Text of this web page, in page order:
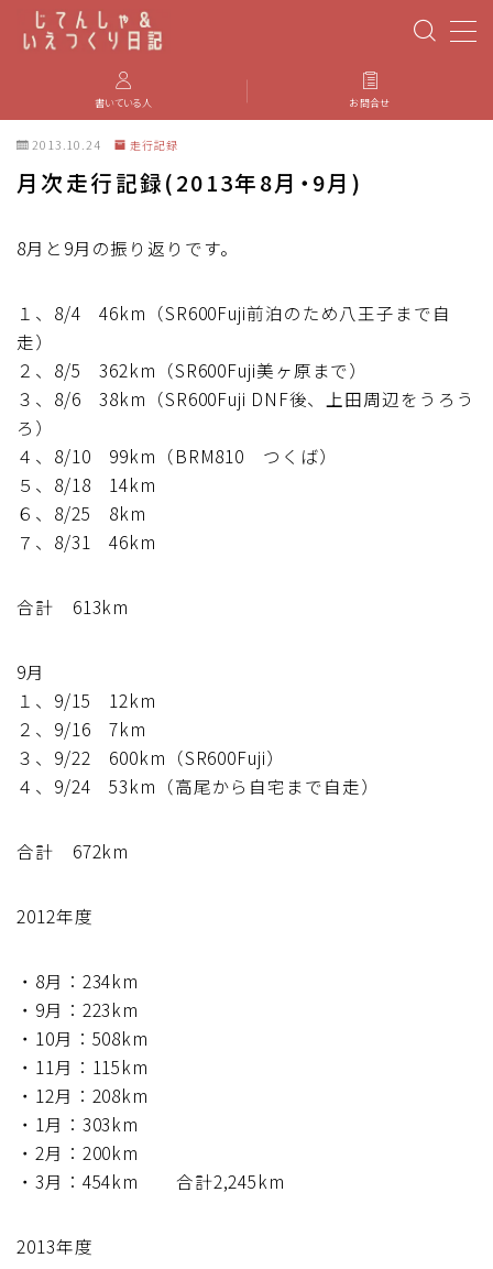
PBP(Paris-Brest-Paris)
iGPSPORT
カステリ
ブルベ装備
ディスクブレーキ
ブルべレポート2024
ブルべレポート2023
ブルベレポート2019
ブルベレポート2018
ブルベレポート2017
書いている人 お問合せ
2013.10.24 走行記録
月次走行記録(2013年8月・9月)
8月と9月の振り返りです。
１、8/4 46km（SR600Fuji前泊のため八王子まで自
走）
２、8/5 362km（SR600Fuji美ヶ原まで）
３、8/6 38km（SR600Fuji DNF後、上田周辺をうろう
ろ）
４、8/10 99km（BRM810 つくば）
５、8/18 14km
６、8/25 8km
７、8/31 46km
合計 613km
9月
１、9/15 12km
２、9/16 7km
３、9/22 600km（SR600Fuji）
４、9/24 53km（高尾から自宅まで自走）
合計 672km
2012年度
・8月：234km
・9月：223km
・10月：508km
・11月：115km
・12月：208km
・1月：303km
・2月：200km
・3月：454km 合計2,245km
2013年度